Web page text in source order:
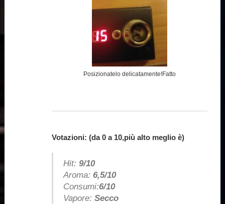
Posizionatelo delicatamente!Fatto
Votazioni: (da 0 a 10,più alto meglio è)
Hit: 9/10
Aroma: 6,5/10
Consumi:6/10
Vapore: Secco